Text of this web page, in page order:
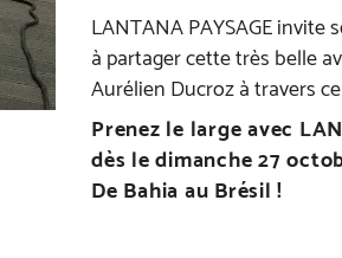
LANTANA PAYSAGE
à partager cette très belle
Aurélien Ducroz à travers
Prenez le large avec
dès le dimanche 27
De Bahia au Brésil !